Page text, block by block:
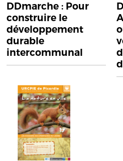
DDmarche : Pour
construire le
développement
durable
intercommunal